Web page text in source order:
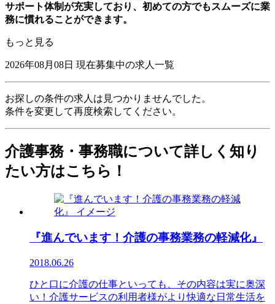
サポート体制が充実しており、初めての方でもスムーズに業
務に慣れることができます。
もっと見る
2026年08月08日 現在募集中の求人一覧
お探しの条件の求人は見つかりませんでした。
条件を変更して再度検索してください。
介護事務・事務職について詳しく知り
たい方はこちら！
『進んでいます！介護の事務業務の軽減化』
2018.06.26
ひと口に介護の仕事といっても、その内容は実に奥深
い！介護サービスの利用者様がより快適な日常生活を